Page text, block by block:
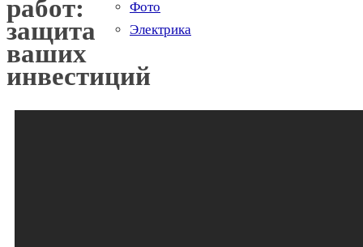
работ:
защита
ваших
инвестиций
Фото
Электрика